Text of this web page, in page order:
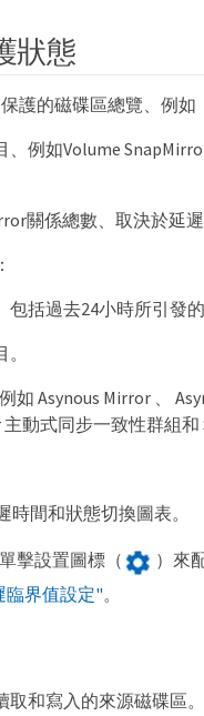
狀態
護的磁碟區總覽、例如
例如Volume
關係總數、取決於延遲
包括過去24小時所引發
Asynous Mirror 、
動式同步一致性群組和
間和狀態切換圖表。
擊設置圖標（
）來
臨界值設定"。
和寫入的來源磁碟區